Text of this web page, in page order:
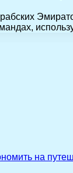
на